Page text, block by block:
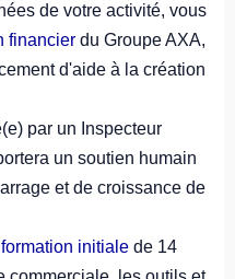
de votre activité, vous
financier du Groupe AXA,
d'aide à la création
par un Inspecteur
un soutien humain
et de croissance de
formation initiale de 14